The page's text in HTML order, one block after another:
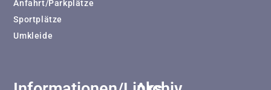
Anfahrt/Parkplätze
Sportplätze
Umkleide